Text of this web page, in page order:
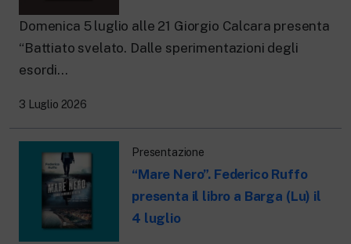
Approfondimenti culturali su Arte,
Letteratura, Storia e molto altro.
Per le scuole secondarie di I e II grado,
adulti.
Rai Scuola
Domenica 5 luglio alle 21 Giorgio Calcara presenta
“Battiato svelato. Dalle sperimentazioni degli
esordi...
3 Luglio 2026
Presentazione
“Mare Nero”. Federico Ruffo
presenta il libro a Barga (Lu) il
4 luglio